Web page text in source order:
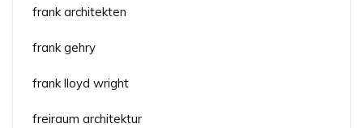
frank architekten
frank gehry
frank lloyd wright
freiraum architektur